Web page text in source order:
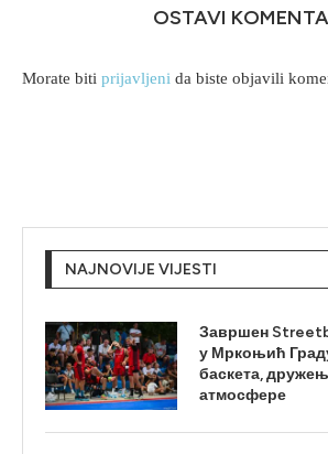
OSTAVI
Morate biti prijavljeni da biste objavili
NAJNOVIJE VIJESTI
Завршен
у Мркоњић
баскета,
атмосфере